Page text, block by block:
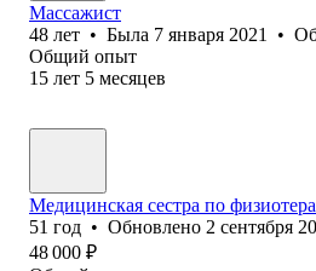
Массажист
48 лет • Была 7 января 2021 •
Общий опыт
15 лет 5 месяцев
Медицинская сестра по
51 год • Обновлено 2 сентября
48 000 ₽